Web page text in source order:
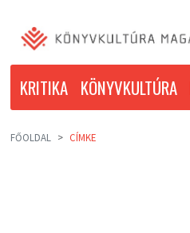
KRITIKA KÖNYVKULTÚRA
FŐOLDAL CÍMKE